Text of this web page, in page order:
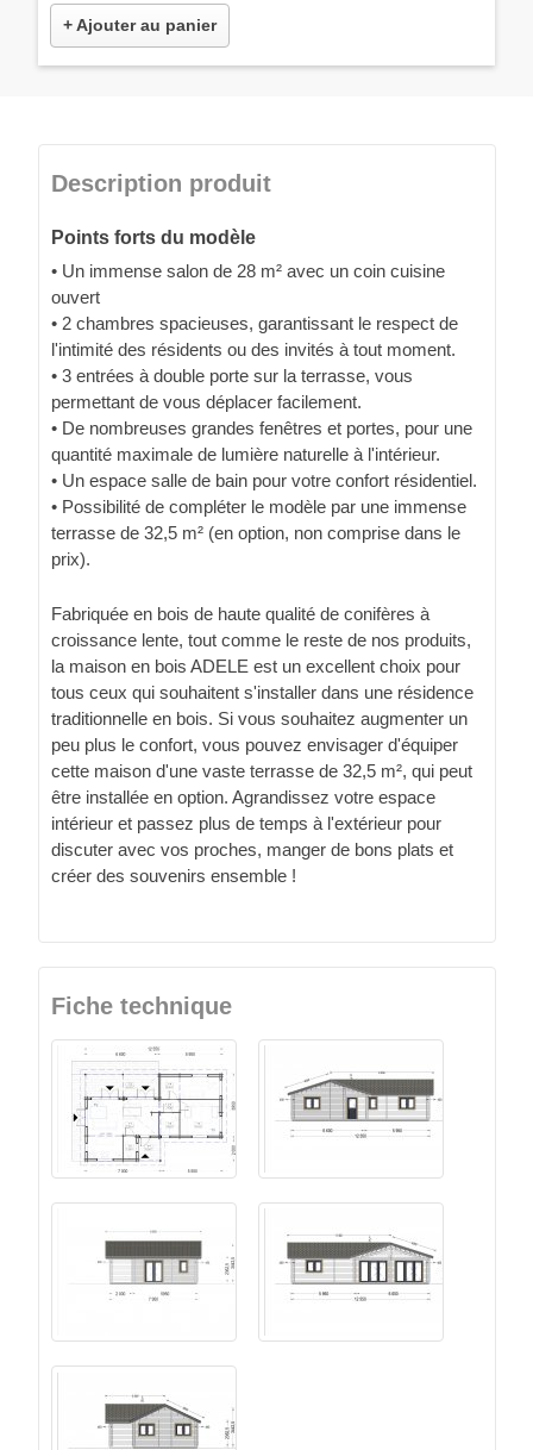
+ Ajouter au panier
Description produit
Points forts du modèle
• Un immense salon de 28 m² avec un coin cuisine
ouvert
• 2 chambres spacieuses, garantissant le respect de
l'intimité des résidents ou des invités à tout moment.
• 3 entrées à double porte sur la terrasse, vous
permettant de vous déplacer facilement.
• De nombreuses grandes fenêtres et portes, pour une
quantité maximale de lumière naturelle à l'intérieur.
• Un espace salle de bain pour votre confort résidentiel.
• Possibilité de compléter le modèle par une immense
terrasse de 32,5 m² (en option, non comprise dans le
prix).
Fabriquée en bois de haute qualité de conifères à
croissance lente, tout comme le reste de nos produits,
la maison en bois ADELE est un excellent choix pour
tous ceux qui souhaitent s'installer dans une résidence
traditionnelle en bois. Si vous souhaitez augmenter un
peu plus le confort, vous pouvez envisager d'équiper
cette maison d'une vaste terrasse de 32,5 m², qui peut
être installée en option. Agrandissez votre espace
intérieur et passez plus de temps à l'extérieur pour
discuter avec vos proches, manger de bons plats et
créer des souvenirs ensemble !
Fiche technique